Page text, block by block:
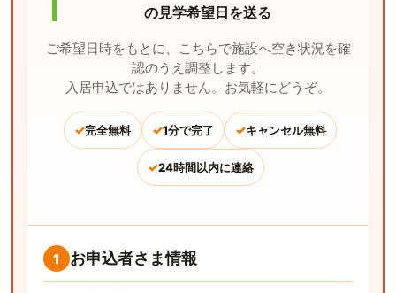
の見学希望日を送る
ご希望日時をもとに、こちらで施設へ空き状況を確
認のうえ調整します。
入居申込ではありません。お気軽にどうぞ。
✓完全無料 ✓1分で完了 ✓キャンセル無料
✓24時間以内に連絡
1 お申込者さま情報